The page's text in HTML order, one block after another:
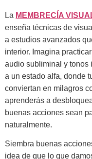
La MEMBRECÍA
enseña técnicas de
a estudios avanzados
interior. Imagina
audio subliminal y tonos
a un estado alfa, donde
conviertan en milagros
aprenderás a
buenas acciones sean
naturalmente.
Siembra buenas
idea de que lo que